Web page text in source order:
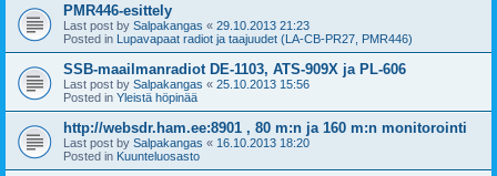
PMR446-esittely
Last post by Salpakangas « 29.10.2013 21:23
Posted in Lupavapaat radiot ja taajuudet (LA-CB-PR27, PMR446)
SSB-maailmanradiot DE-1103, ATS-909X ja PL-606
Last post by Salpakangas « 25.10.2013 15:56
Posted in Yleistä höpinää
http://websdr.ham.ee:8901 , 80 m:n ja 160 m:n monitorointi
Last post by Salpakangas « 16.10.2013 18:20
Posted in Kuunteluosasto